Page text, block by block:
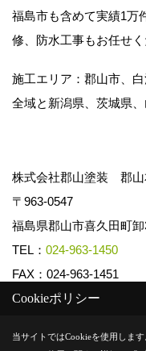
福島市も含めて実績1万
修、防水工事もお任せく
施工エリア：郡山市、
全域と新潟県、茨城県
株式会社郡山塗装 郡山
〒963-0547
福島県郡山市喜久田町
TEL： 024-963-1450
FAX：024-963-1451
Copyright (c) k-toso. All
Cookieポリシー
当サイトではCookieを使用します